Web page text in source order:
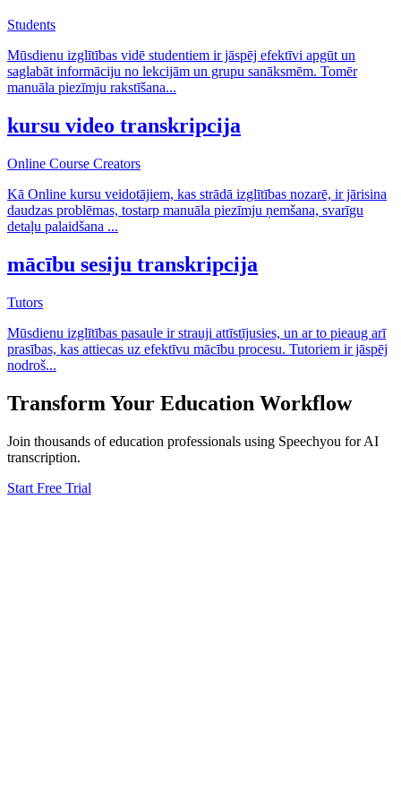
Students
Mūsdienu izglītības vidē studentiem ir jāspēj efektīvi apgūt un
saglabāt informāciju no lekcijām un grupu sanāksmēm. Tomēr
manuāla piezīmju rakstīšana...
kursu video transkripcija
Online Course Creators
Kā Online kursu veidotājiem, kas strādā izglītības nozarē, ir jārisina
daudzas problēmas, tostarp manuāla piezīmju ņemšana, svarīgu
detaļu palaidšana ...
mācību sesiju transkripcija
Tutors
Mūsdienu izglītības pasaule ir strauji attīstījusies, un ar to pieaug arī
prasības, kas attiecas uz efektīvu mācību procesu. Tutoriem ir jāspēj
nodroš...
Transform Your Education Workflow
Join thousands ofeducation professionals using Speechyou for AI
transcription.
Start Free Trial